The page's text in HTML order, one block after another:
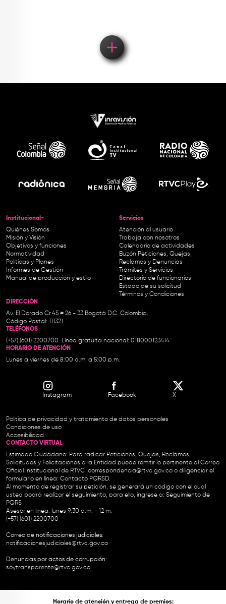
Institucional-
Quiénes Somos
Misión y Visión
Objetivos y funciones
Normatividad
Políticas y Planes
Informes de Gestión
Manual de producción y estilo
Servicios
Atención al usuario
Trabaja con nosotros
Calendario de actividades
Buzón Peticiones, Quejas,
Reclamos y Denuncias
Trámites y Servicios
Directorio de funcionarios
Estado de su solicitud
Términos y Condiciones
DIRECCIÓN
Av. El Dorado Cr.45 # 26 - 33 Bogotá D.C. Colombia.
Código Postal: 111321
TELÉFONOS
(+57) (601) 2200700. Línea gratuita nacional: 018000123414
HORARIO DE ATENCIÓN
Lunes a viernes de 8:00 a.m. a 5:00 p.m.
Instagram Facebook X
Política de privacidad y tratamiento de datos personales
Condiciones de uso
Accesibilidad
CONTACTO VIRTUAL
Estimado Ciudadano: Para radicar Peticiones, Quejas, Reclamos,
Solicitudes y Felicitaciones a la Entidad puede remitir lo pertinente al Correo
Oficial Institucional de RTVC correspondencia@rtvc.gov.co o diligenciar el
formulario en línea: Contacto PQRSD.
Al momento de registrar su petición, se generará un código con el cual
usted podrá realizar el seguimiento, para ello, ingrese a: Seguimiento de
PQRS
Asesor en línea: lunes 9:30 a.m. - 12 m.
(+57) (601) 2200700
Correo de notificaciones judiciales:
notificacionesjudiciales@rtvc.gov.co
Denuncias por actos de corrupción:
soytransparente@rtvc.gov.co
Horario de atención y entrega de premios: